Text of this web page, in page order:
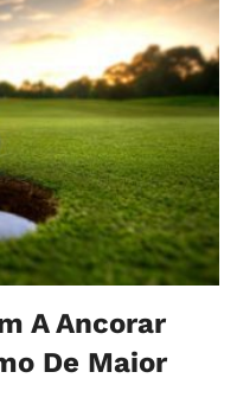
A Ancorar
De Maior